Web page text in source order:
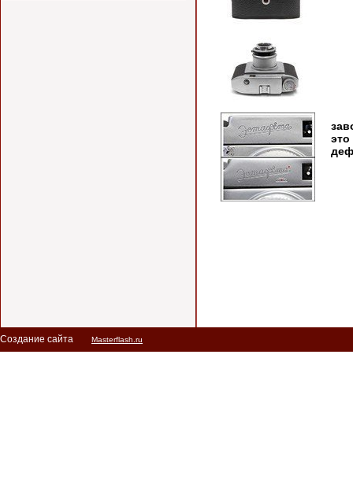
Создание сайта Masterflash.ru